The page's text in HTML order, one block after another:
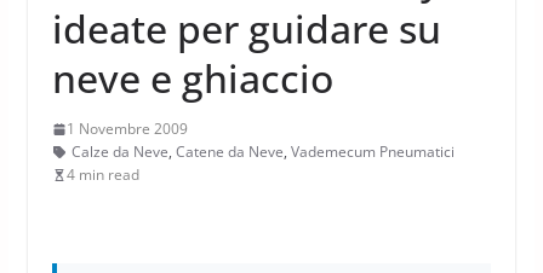
ideate per guidare su
neve e ghiaccio
1 Novembre 2009
Calze da Neve, Catene da Neve, Vademecum Pneumatici
4 min read